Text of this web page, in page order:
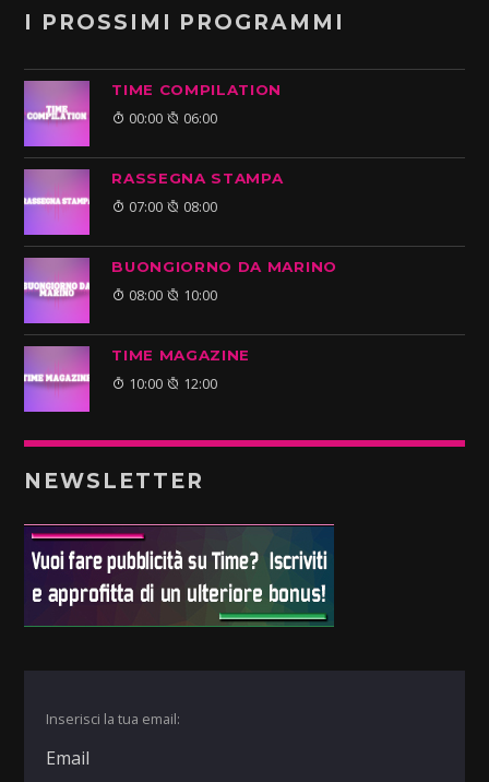
I PROSSIMI PROGRAMMI
TIME COMPILATION
00:00 06:00
RASSEGNA STAMPA
07:00 08:00
BUONGIORNO DA MARINO
08:00 10:00
TIME MAGAZINE
10:00 12:00
NEWSLETTER
Inserisci la tua email: